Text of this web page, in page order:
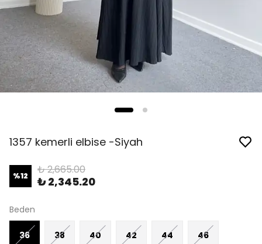
1357 kemerli elbise -Siyah
%12 ₺ 2,665.00
₺ 2,345.20
Beden
36 38 40 42 44 46